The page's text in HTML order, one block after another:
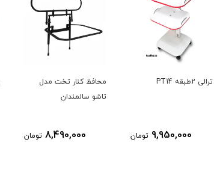
ترالی 2طبقه PT14
9,950,000 تومان
محافظ کنار تخت مدل
تاشو سالمندان
8,490,000 تومان